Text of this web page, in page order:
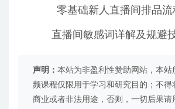
零基础新人直播间排品流
直播间敏感词详解及规避
声明： 本站为非盈利性赞助网站，本站
频课程仅限用于学习和研究目的；不得
商业或者非法用途，否则，一切后果请